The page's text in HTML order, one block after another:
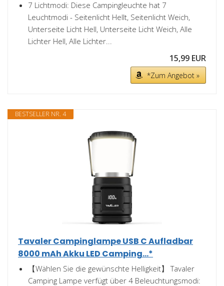
7 Lichtmodi: Diese Campingleuchte hat 7
Leuchtmodi - Seitenlicht Hellt, Seitenlicht Weich,
Unterseite Licht Hell, Unterseite Licht Weich, Alle
Lichter Hell, Alle Lichter...
15,99 EUR
*Zum Angebot »
BESTSELLER NR. 4
Tavaler Campinglampe USB C Aufladbar
8000 mAh Akku LED Camping...*
【Wählen Sie die gewünschte Helligkeit】 Tavaler
Camping Lampe verfügt über 4 Beleuchtungsmodi: